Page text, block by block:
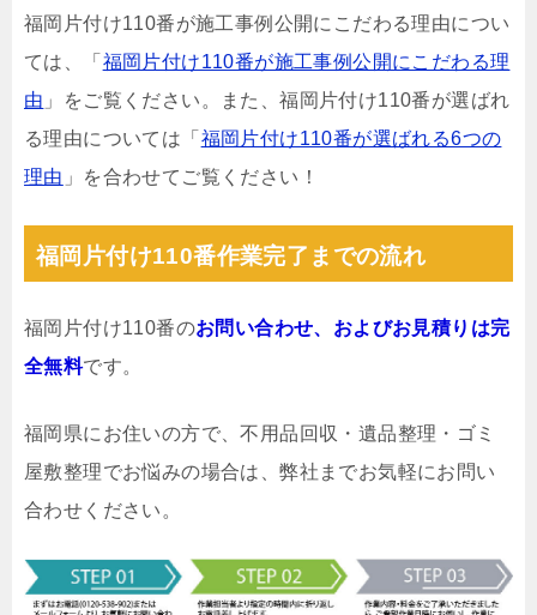
福岡片付け110番が施工事例公開にこだわる理由につい
ては、「 福岡片付け110番が施工事例公開にこだわる理
由 」をご覧ください。また、福岡片付け110番が選ばれ
る理由については「 福岡片付け110番が選ばれる6つの
理由 」を合わせてご覧ください！
福岡片付け110番作業完了までの流れ
福岡片付け110番のお問い合わせ、およびお見積りは完
全無料です。
福岡県にお住いの方で、不用品回収・遺品整理・ゴミ
屋敷整理でお悩みの場合は、弊社までお気軽にお問い
合わせください。